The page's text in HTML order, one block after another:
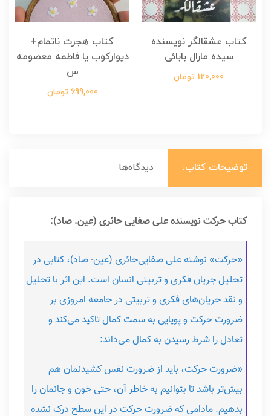
کتاب عشقالگر نویسنده
سیده مارال بابائی
120,000 تومان
کتاب هجرت ناتمام+
دیوارکوب یا فاطمه معصومه
س
699,000 تومان
توضیحات کتاب: دیدگاه‌ها
کتاب حرکت نویسنده علی صفایی حائری (عین. صاد):
«حرکت» نوشته علی صفایی‌حائری (عین- صاد)، کتابی در
تحلیل جریان فکری و تربیتی انسان است. این اثر با تحلیل
و نقد جریان‌های فکری و تربیتی در جامعه امروزی بر
ضرورت حرکت و پویایی به سمت کمال تاکید می‌کند و
تعادل را شرط رسیدن به کمال می‌داند:
«ضرورت حرکت، باید از ضرورت نفس کشیدنمان هم
بیش‌تر باشد تا بتوانیم به خاطر آن، حتی خون و جانمان را
بدهیم. مادامی که ضرورت حرکت در این سطح درک نشده